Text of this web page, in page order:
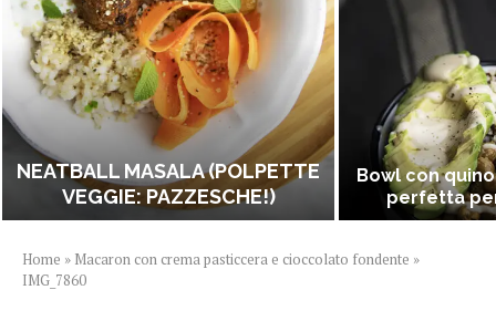
NEATBALL MASALA (POLPETTE
VEGGIE: PAZZESCHE!)
Bowl con
perfetta
Home » Macaron con crema pasticcera e cioccolato fondente »
IMG_7860